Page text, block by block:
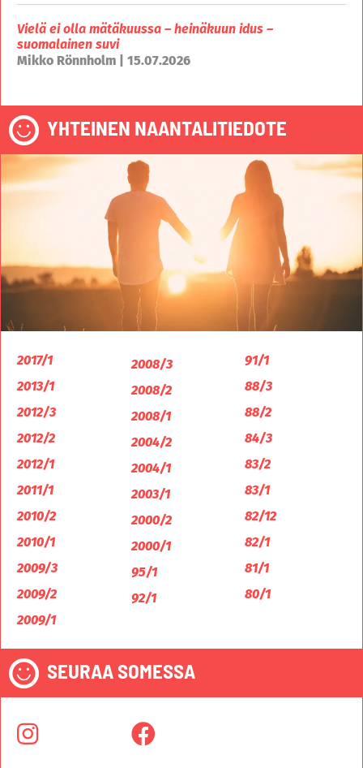
Vielä ei olla mätäkuussa – heinäkuun idus –
suomalainen suvi
Mikko Rönnholm | 15.07.2026
YHTEINEN NAANTALITIEDOTE
2017/1
2013/1
2012/3
2012/2
2012/1
2011/1
2010/2
2010/1
2009/3
2009/2
2009/1
2008/3
2008/2
2008/1
2004/2
2004/1
2003/1
2000/2
2000/1
95/1
92/1
91/1
88/3
88/2
84/3
83/2
83/1
82/12
82/1
81/1
80/1
SEURAA SOMESSA